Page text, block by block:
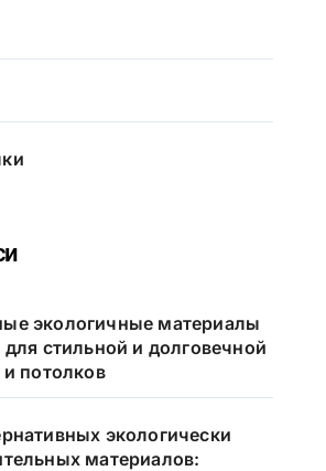
экологичные материалы
для стильной и долговечной
и потолков
экологически
материалов: